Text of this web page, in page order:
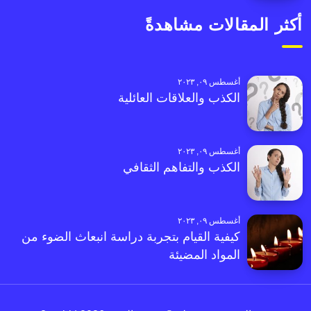
أكثر المقالات مشاهدةً
أغسطس ٠٩, ٢٠٢٣
الكذب والعلاقات العائلية
أغسطس ٠٩, ٢٠٢٣
الكذب والتفاهم الثقافي
أغسطس ٠٩, ٢٠٢٣
كيفية القيام بتجربة دراسة انبعاث الضوء من
المواد المضيئة